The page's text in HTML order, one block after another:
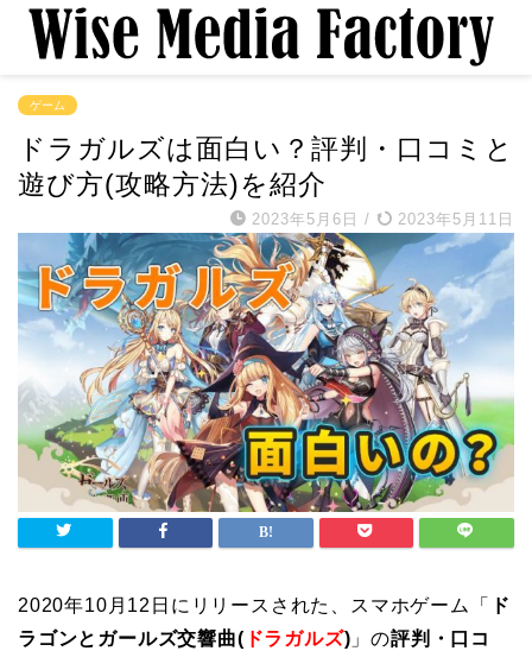
ゲーム
ドラガルズは面白い？評判・口コミと
遊び方(攻略方法)を紹介
2023年5月6日 / 2023年5月11日
2020年10月12日にリリースされた、スマホゲーム「
ド
ラゴンとガールズ交響曲( ドラガルズ) 」の評判・口コ